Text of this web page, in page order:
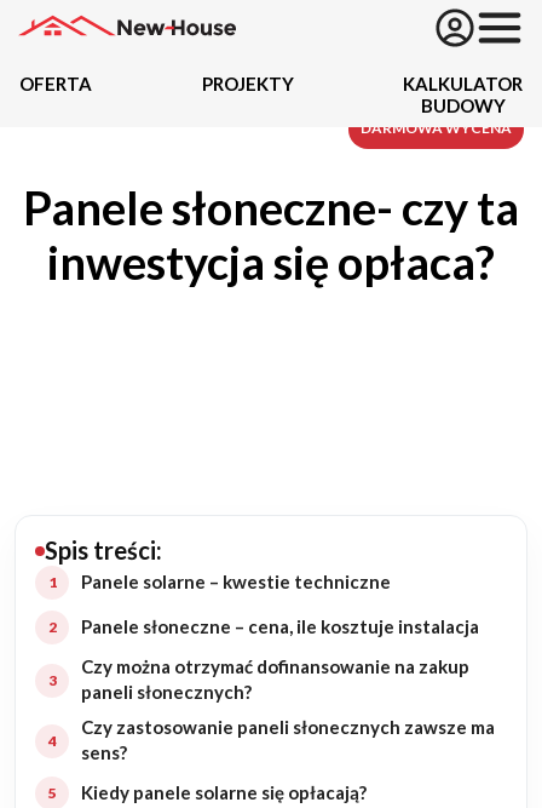
Oferta
Działki
Budowa domu
Rozbudowa
OFERTA PROJEKTY
KALKULATOR
BUDOWY
Panele słoneczne- czy ta
inwestycja się opłaca?
Spis treści:
Panele solarne – kwestie techniczne
Panele słoneczne – cena, ile kosztuje instalacja
Czy można otrzymać dofinansowanie na zakup
paneli słonecznych?
Czy zastosowanie paneli słonecznych zawsze ma
sens?
Kiedy panele solarne się opłacają?
DARMOWA WYCENA